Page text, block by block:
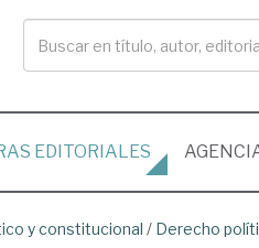
EDITORIALES
y constitucional / Derecho